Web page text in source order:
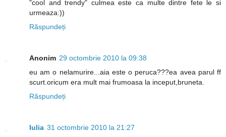
"cool and trendy" culmea este ca multe dintre fete le si
urmeaza:))
Răspundeți
Anonim 29 octombrie 2010 la 09:38
eu am o nelamurire...aia este o peruca???ea avea parul ff
scurt.oricum era mult mai frumoasa la inceput,bruneta.
Răspundeți
Iulia 31 octombrie 2010 la 21:27